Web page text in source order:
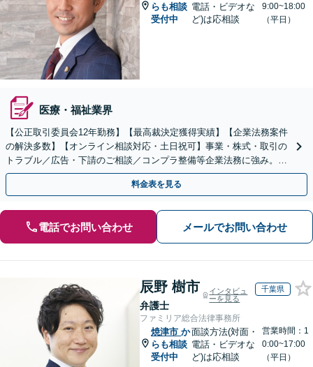
らも相談
受付中
電話・ビデオな
ど)は応相談
9:00~18:00
（平日）
医療・福祉業界
【公正取引委員会12年勤務】【最高裁決定獲得実績】【企業法務案件
の解決多数】【オンライン相談対応・土日祝可】事業・株式・取引の
トラブル／広告・下請のご相談／コンプラ整備等企業法務に強み。株
式の相続／誹謗中傷対策／不動産問題まで幅広く対応！
料金表を見る
電話でお問い合わせ メールでお問い合わせ
辰野 樹市
弁護士
インタビュ
ーを見る
千葉県
ファミリア総合法律事務所
焼津市 か
らも相談
受付中
面談方法(対面・
電話・ビデオな
ど)は応相談
営業時間：1
0:00~17:00
（平日）